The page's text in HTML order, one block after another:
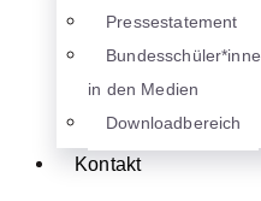
Pressestatement
in den Medien
Downloadbereich
Kontakt